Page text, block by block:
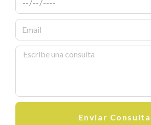
Enviar Consulta